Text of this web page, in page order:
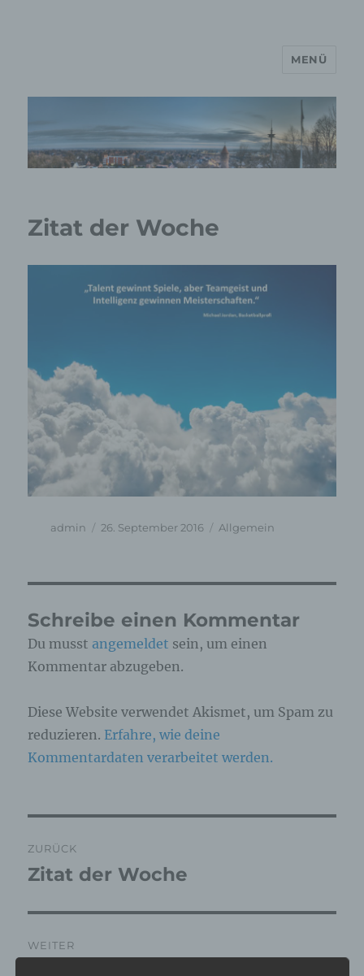
MP Mario Porten Beratung
Training Coaching
MENÜ
Zitat der Woche
Autor
admin
Veröffentlicht
26. September 2016 Kategorien
Allgemein
Schreibe einen Kommentar
Du musst angemeldet sein, um einen
Kommentar abzugeben.
Diese Website verwendet Akismet, um Spam zu
reduzieren. Erfahre, wie deine
Kommentardaten verarbeitet werden.
ZURÜCK
Vorheriger
Zitat der Woche
WEITER